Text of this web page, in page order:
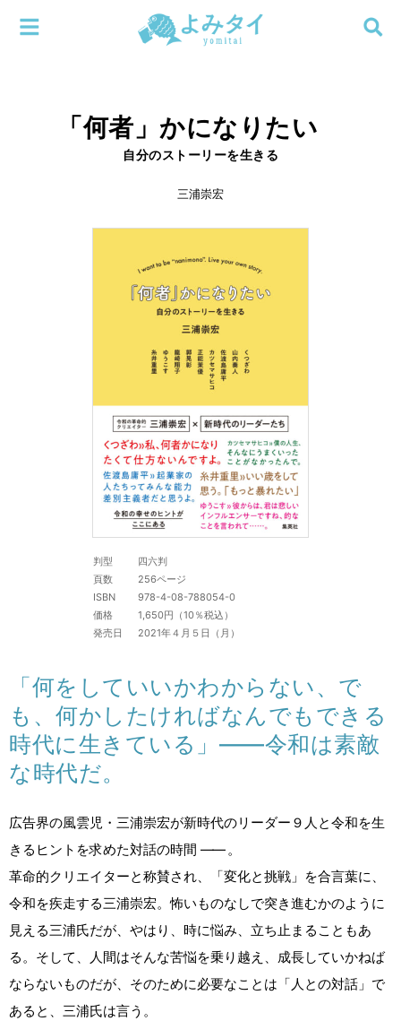
新着
新刊
特集
編集部
検索する
メニューを閉じる
「何者」かになりたい
自分のストーリーを生きる
三浦崇宏
判型
四六判
頁数
256ページ
ISBN
978-4-08-788054-0
価格
1,650円（10％税込）
発売日
2021年４月５日（月）
「何をしていいかわからない、で
も、何かしたければなんでもできる
時代に生きている」――令和は素敵
な時代だ。
広告界の風雲児・三浦崇宏が新時代のリーダー９人と令和を生
きるヒントを求めた対話の時間 ―― 。
革命的クリエイターと称賛され、「変化と挑戦」を合言葉に、
令和を疾走する三浦崇宏。怖いものなしで突き進むかのように
見える三浦氏だが、やはり、時に悩み、立ち止まることもあ
る。そして、人間はそんな苦悩を乗り越え、成長していかねば
ならないものだが、そのために必要なことは「人との対話」で
あると、三浦氏は言う。